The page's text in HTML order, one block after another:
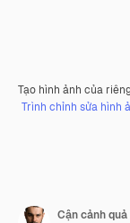
Tạo hình ảnh của
Trình chỉnh sửa hình
Cận cảnh